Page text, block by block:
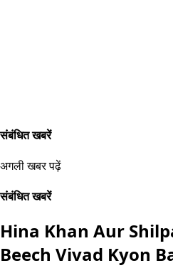
संबंधित खबरें
अगली खबर पढ़ें
संबंधित खबरें
Hina Khan Aur
Beech Vivad Kyon